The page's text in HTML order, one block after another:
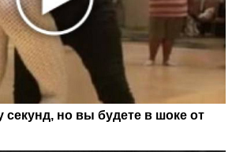
секунд, но вы будете в шоке от